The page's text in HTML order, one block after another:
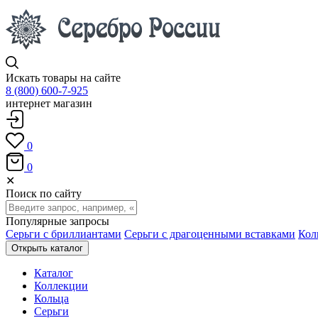
Искать товары на сайте
8 (800) 600-7-925
интернет магазин
0
0
✕
Поиск по сайту
Популярные запросы
Серьги с бриллиантами Серьги с драгоценными вставками
Открыть каталог
Каталог
Коллекции
Кольца
Серьги